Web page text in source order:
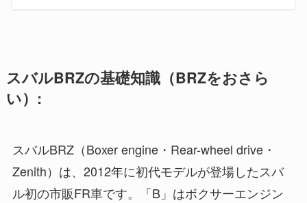
スバルBRZの基礎知識（BRZをおさら
い）:
スバルBRZ（Boxer engine・Rear-wheel drive・
Zenith）は、2012年に初代モデルが登場したスバ
ル初の市販FR車です。「B」はボクサーエンジン